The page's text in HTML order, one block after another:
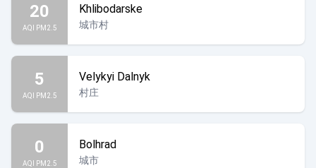
20
AQI PM2.5
Khlibodarske
城市村
5
AQI PM2.5
Velykyi Dalnyk
村庄
0
AQI PM2.5
Bolhrad
城市